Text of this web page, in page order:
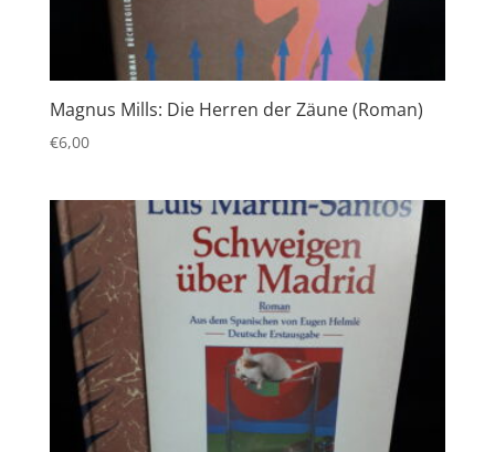
Magnus Mills: Die Herren der Zäune (Roman)
€6,00